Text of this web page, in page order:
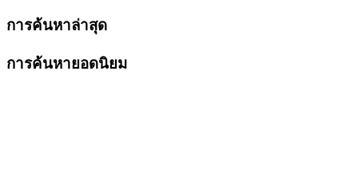
การค้นหาล่าสุด
การค้นหายอดนิยม